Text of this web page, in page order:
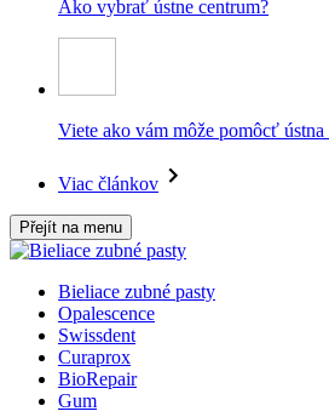
Ako vybrať ústne centrum?
Viete ako vám môže pomôcť ústna
Viac článkov
Přejít na menu
Bieliace zubné pasty
Opalescence
Swissdent
Curaprox
BioRepair
Gum